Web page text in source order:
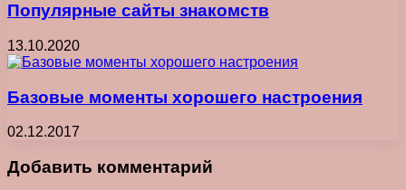
Популярные сайты знакомств
13.10.2020
Базовые моменты хорошего настроения
02.12.2017
Добавить комментарий